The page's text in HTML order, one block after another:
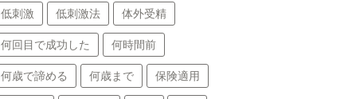
低刺激 低刺激法 体外受精
何回目で成功した 何時間前
何歳で諦める 何歳まで 保険適用